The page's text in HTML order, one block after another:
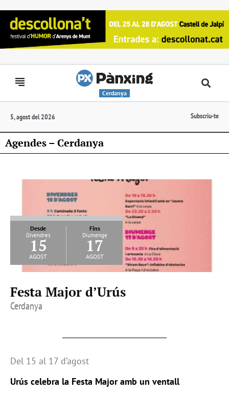
Cerdanya
5, agost del 2026 Subscriu-te
Agendes – Cerdanya
Desde
Divendres
15
agost
Fins
Diumenge
17
agost
Festa Major d’Urús
Cerdanya
Del 15 al 17 d’agost
Urús celebra la Festa Major amb un ventall